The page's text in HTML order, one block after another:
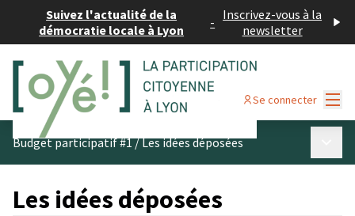
Suivez l'actualité de la
démocratie locale à Lyon
- Inscrivez-vous à la
newsletter
Se connecter
Budget participatif #1/Les idées déposées
Les idées déposées